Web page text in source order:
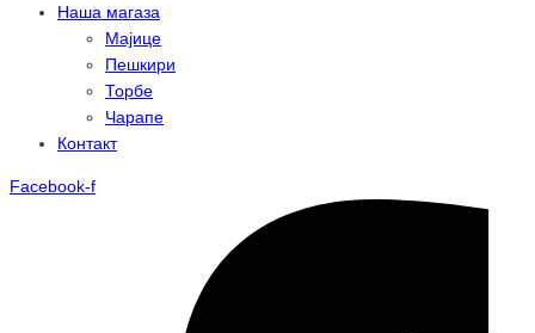
Наша магаза
Мајице
Пешкири
Торбе
Чарапе
Контакт
Facebook-f